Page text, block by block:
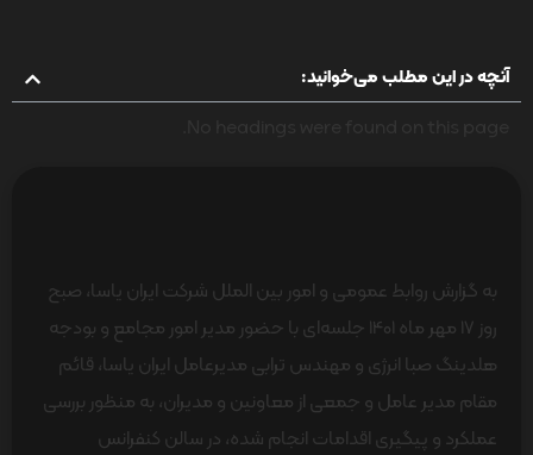
آنچه در این مطلب می‌خوانید:
به گزارش روابط عمومی و امور بین الملل شرکت ایران یاسا، صبح
روز 17 مهر ماه 1401 جلسه‌ای با حضور مدیر امور مجامع و بودجه
هلدینگ صبا انرژی و مهندس ترابی مدیرعامل ایران یاسا، قائم
مقام مدیر عامل و جمعی از معاونین و مدیران، به منظور بررسی
عملکرد و پیگیری اقدامات انجام شده، در سالن کنفرانس